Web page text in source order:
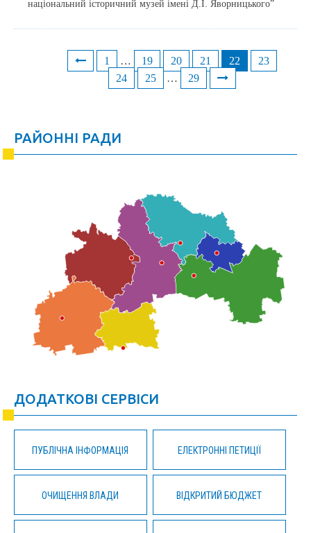
національний історичний музей імені Д.І. Яворницького”
1 … 19 20 21 22
23
24
25 … 29
РАЙОННІ РАДИ
ДОДАТКОВІ СЕРВІСИ
ПУБЛІЧНА ІНФОРМАЦІЯ ЕЛЕКТРОННІ ПЕТИЦІЇ
ОЧИЩЕННЯ ВЛАДИ ВІДКРИТИЙ БЮДЖЕТ